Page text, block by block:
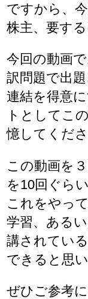
ですから、
株主、要す
今回の動画
訳問題で出
連結を得意
トとしてこ
憶してくださ
この動画を
を10回ぐら
これをやっ
学習、ある
講されてい
できると思い
ぜひご参考